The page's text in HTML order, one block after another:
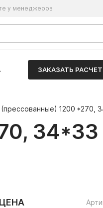
у менеджеров
ЗАКАЗАТЬ РАСЧЕТ
1200 *270,
34*33
ЦЕНА